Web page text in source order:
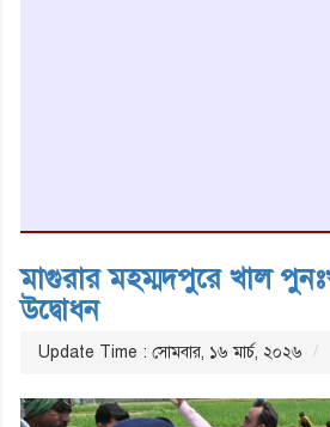
মাগুরার মহম্মদপুরে খাল
উদ্বোধন
Update Time : সোমবার, ১৬ মার্চ, ২০২৬